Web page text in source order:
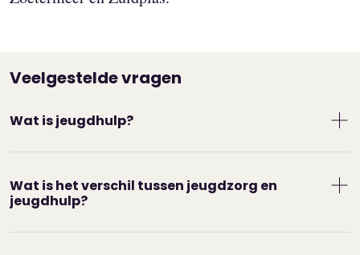
Veelgestelde vragen
Wat is jeugdhulp?
jeugdzorg? Jeugdzorg is een overkoepelende
term voor allerlei soorten hulp aan kinderen en
Wat is het verschil tussen jeugdzorg en
jeugdhulp?